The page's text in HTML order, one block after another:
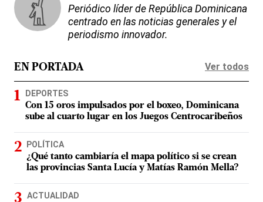
Periódico líder de República Dominicana
centrado en las noticias generales y el
periodismo innovador.
EN PORTADA Ver todos
DEPORTES
Con 15 oros impulsados por el boxeo, Dominicana
sube al cuarto lugar en los Juegos Centrocaribeños
POLÍTICA
¿Qué tanto cambiaría el mapa político si se crean
las provincias Santa Lucía y Matías Ramón Mella?
ACTUALIDAD